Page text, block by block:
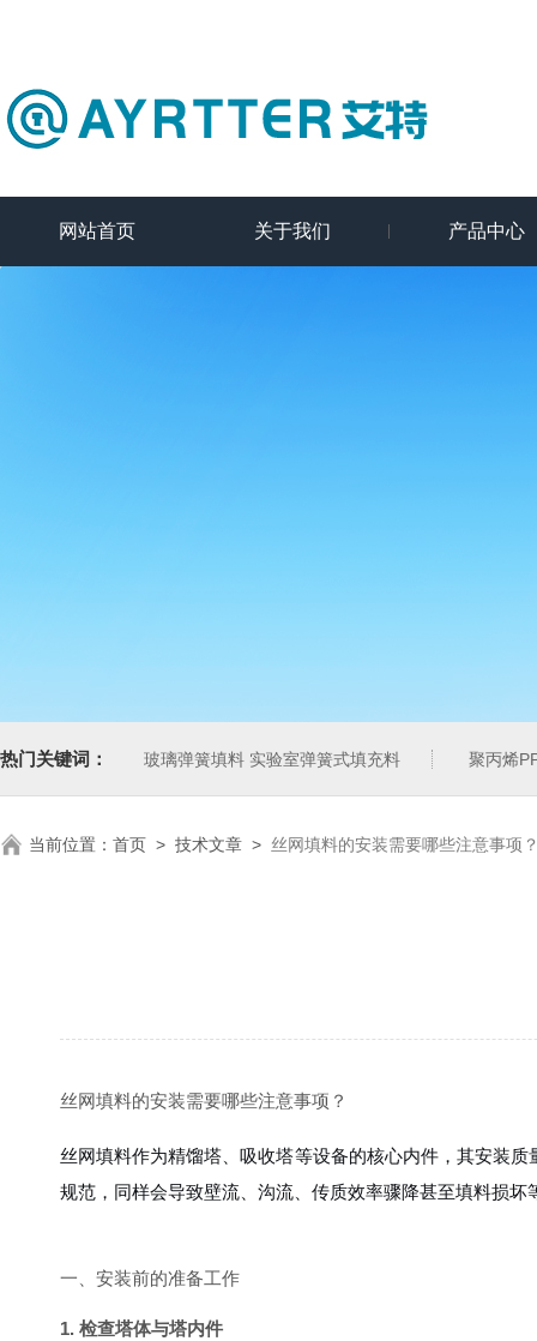
网站首页 关于我们 产品中心
热门关键词： 玻璃弹簧填料 实验室弹簧式填充料 聚丙烯
当前位置： 首页 > 技术文章 > 丝网填料的安装需要哪些注意事项
丝网填料的安装需要哪些注意事项？
丝网填料作为精馏塔、吸收塔等设备的核心内件，其安装
规范，同样会导致壁流、沟流、传质效率骤降甚至填料损坏
一、安装前的准备工作
1. 检查塔体与塔内件